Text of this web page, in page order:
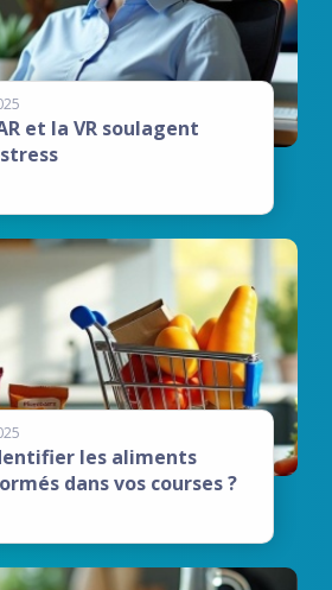
et la VR soulagent
les aliments
dans vos courses ?